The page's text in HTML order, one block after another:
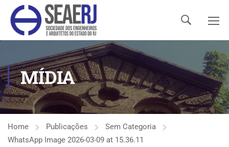
MÍDIA
Home Publicações
Sem Categoria
WhatsApp Image 2026-03-09 at 15.36.11